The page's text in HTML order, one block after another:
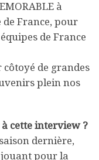
à
de France, pour
de France
de grandes
plein nos
cette interview ?
dernière,
pour la